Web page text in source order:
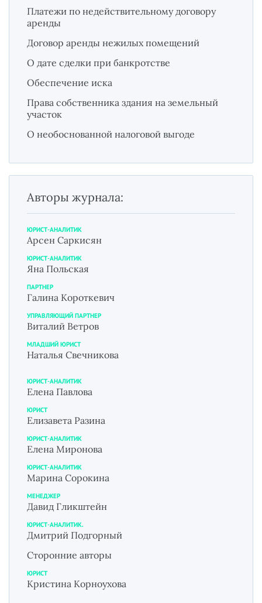
Платежи по недействительному договору
аренды
Договор аренды нежилых помещений
О дате сделки при банкротстве
Обеспечение иска
Права собственника здания на земельный
участок
О необоснованной налоговой выгоде
Авторы журнала:
ЮРИСТ-АНАЛИТИК
Арсен Саркисян
ЮРИСТ-АНАЛИТИК
Яна Польская
ПАРТНЕР
Галина Короткевич
УПРАВЛЯЮЩИЙ ПАРТНЕР
Виталий Ветров
МЛАДШИЙ ЮРИСТ
Наталья Свечникова
ЮРИСТ-АНАЛИТИК
Елена Павлова
ЮРИСТ
Елизавета Разина
ЮРИСТ-АНАЛИТИК
Елена Миронова
ЮРИСТ-АНАЛИТИК
Марина Сорокина
МЕНЕДЖЕР
Давид Гликштейн
ЮРИСТ-АНАЛИТИК.
Дмитрий Подгорный
Сторонние авторы
ЮРИСТ
Кристина Корноухова